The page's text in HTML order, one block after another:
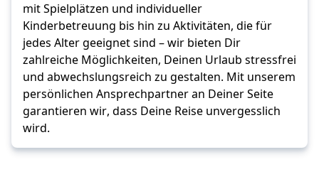
mit Spielplätzen und individueller
Kinderbetreuung bis hin zu Aktivitäten, die für
jedes Alter geeignet sind – wir bieten Dir
zahlreiche Möglichkeiten, Deinen Urlaub stressfrei
und abwechslungsreich zu gestalten. Mit unserem
persönlichen Ansprechpartner an Deiner Seite
garantieren wir, dass Deine Reise unvergesslich
wird.